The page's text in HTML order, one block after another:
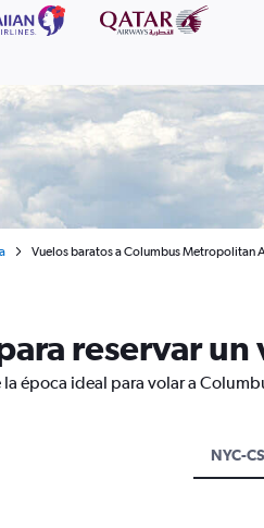
Vuelos baratos a Columbus Metropolitan
reservar un
época ideal para volar a
NYC-